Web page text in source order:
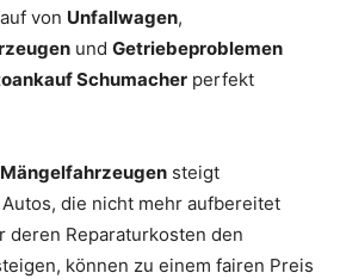
von Unfallwagen,
und Getriebeproblemen
Schumacher perfekt
Mängelfahrzeugen steigt
die nicht mehr aufbereitet
deren Reparaturkosten den
können zu einem fairen Preis